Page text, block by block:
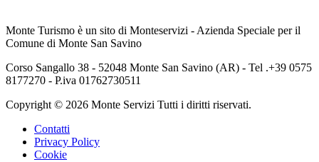
Monte Turismo è un sito di Monteservizi - Azienda Speciale per il
Comune di Monte San Savino
Corso Sangallo 38 - 52048 Monte San Savino (AR) - Tel .+39 0575
8177270 - P.iva 01762730511
Copyright © 2026 Monte Servizi Tutti i diritti riservati.
Contatti
Privacy Policy
Cookie